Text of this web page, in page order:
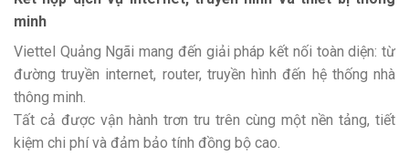
minh
Viettel Quảng Ngãi mang đến giải pháp kết nối toàn diện: từ
đường truyền internet, router, truyền hình đến hệ thống nhà
thông minh.
Tất cả được vận hành trơn tru trên cùng một nền tảng, tiết
kiệm chi phí và đảm bảo tính đồng bộ cao.